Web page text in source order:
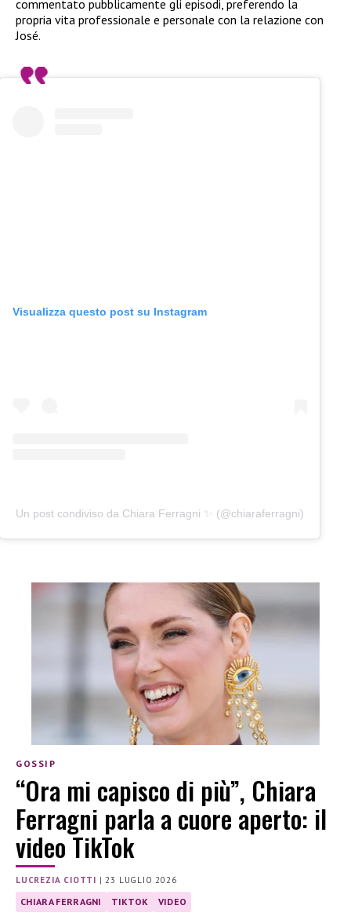
commentato pubblicamente gli episodi, preferendo la
propria vita professionale e personale con la relazione con
José.
Visualizza questo post su Instagram
Un post condiviso da Chiara Ferragni ✨ (@chiaraferragni)
GOSSIP
“Ora mi capisco di più”, Chiara
Ferragni parla a cuore aperto: il
video TikTok
LUCREZIA CIOTTI |23 LUGLIO 2026
CHIARA FERRAGNI TIKTOK VIDEO